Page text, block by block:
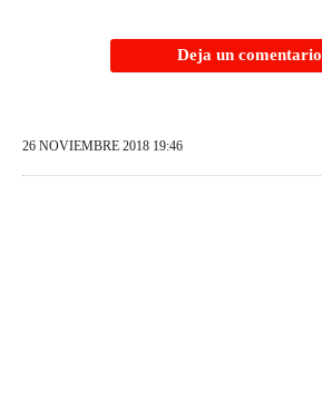
Deja un comentario
26 NOVIEMBRE 2018 19:46